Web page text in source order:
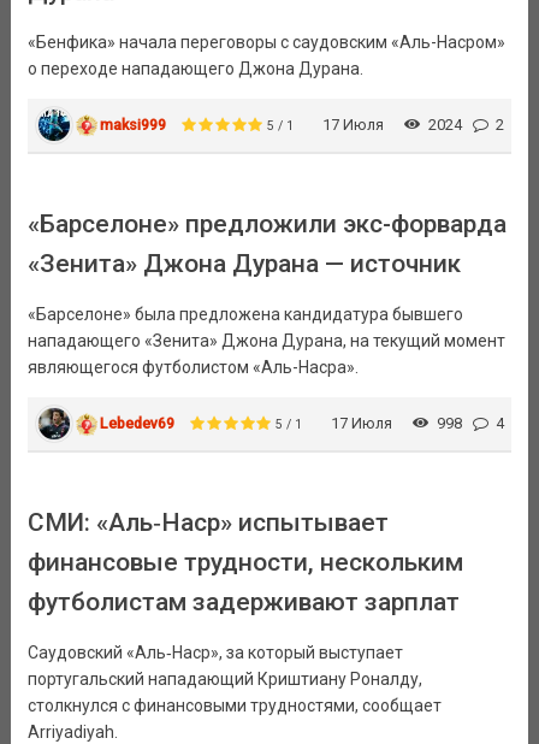
«Бенфика» начала переговоры с саудовским «Аль-Насром»
о переходе нападающего Джона Дурана.
maksi999 5 / 1 17 Июля 2024 2
«Барселоне» предложили экс-форварда
«Зенита» Джона Дурана — источник
«Барселоне» была предложена кандидатура бывшего
нападающего «Зенита» Джона Дурана, на текущий момент
являющегося футболистом «Аль-Насра».
Lebedev69 5 / 1 17 Июля 998 4
СМИ: «Аль‑Наср» испытывает
финансовые трудности, нескольким
футболистам задерживают зарплат
Саудовский «Аль‑Наср», за который выступает
португальский нападающий Криштиану Роналду,
столкнулся с финансовыми трудностями, сообщает
Arriyadiyah.